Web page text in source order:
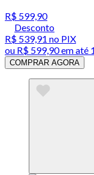
R$ 599,90
Desconto
R$ 539,91 no PIX
ou R$ 599,90em até
COMPRAR AGORA